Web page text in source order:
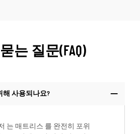
는 질문(FAQ)
해 사용되나요?
는 매트리스 를 완전히 포위